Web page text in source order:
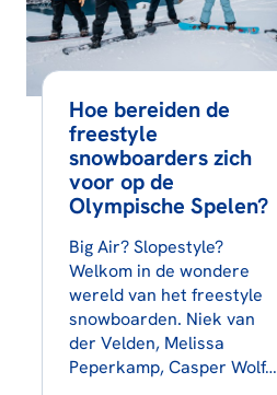
Hoe bereiden de
freestyle
snowboarders zich
voor op de
Olympische Spelen?
Big Air? Slopestyle?
Welkom in de wondere
wereld van het freestyle
snowboarden. Niek van
der Velden, Melissa
Peperkamp, Casper Wolf…